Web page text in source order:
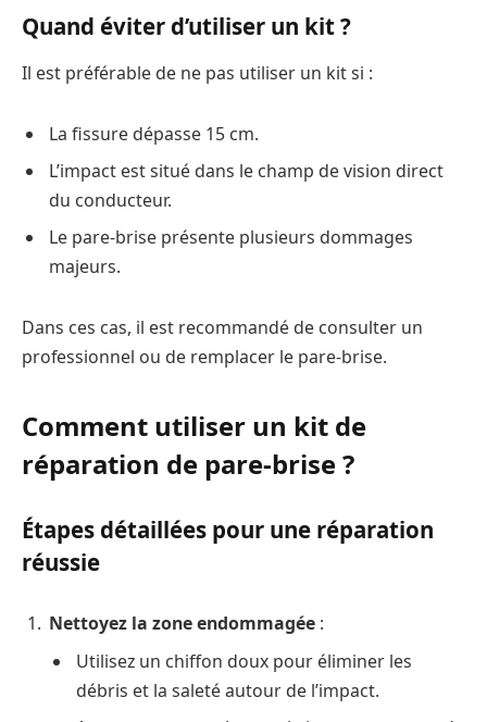
Quand éviter d’utiliser un kit ?
Il est préférable de ne pas utiliser un kit si :
La fissure dépasse 15 cm.
L’impact est situé dans le champ de vision direct
du conducteur.
Le pare-brise présente plusieurs dommages
majeurs.
Dans ces cas, il est recommandé de consulter un
professionnel ou de remplacer le pare-brise.
Comment utiliser un kit de
réparation de pare-brise ?
Étapes détaillées pour une réparation
réussie
Nettoyez la zone endommagée :
Utilisez un chiffon doux pour éliminer les
débris et la saleté autour de l’impact.